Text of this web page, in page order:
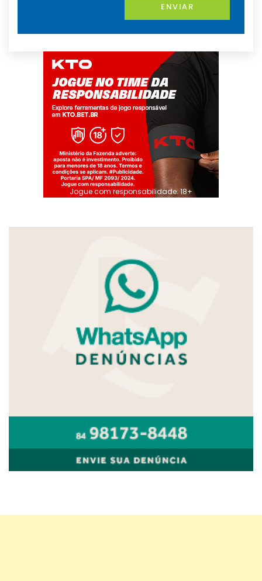
ENVIAR
Jogue com responsabilidade. 18+